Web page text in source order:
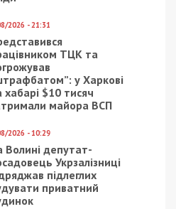
2026 - 21:31
ТЦК та
у Харкові
хабарі $10 тисяч
майора ВСП
2026 - 10:29
Волині депутат-
Укрзалізниці
підлеглих
приватний